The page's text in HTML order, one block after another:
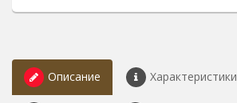
Описание Характеристики